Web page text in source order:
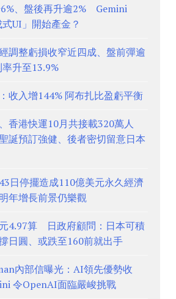
、盤後再升逾2% Gemini
UI」開始產金？
調整虧損收窄近四成、盤前彈逾
升至13.9%
收入增144% 阿布扎比盈虧平衡
香港快運10月共接載320萬人
誕預訂強健、後者密切留意日本
日停擺造成110億美元永久經濟
年增長前景仍樂觀
4.97算 日政府顧問：日本可積
日圓、或跌至160前就出手
內部信曝光：AI領先優勢收
令OpenAI面臨嚴峻挑戰